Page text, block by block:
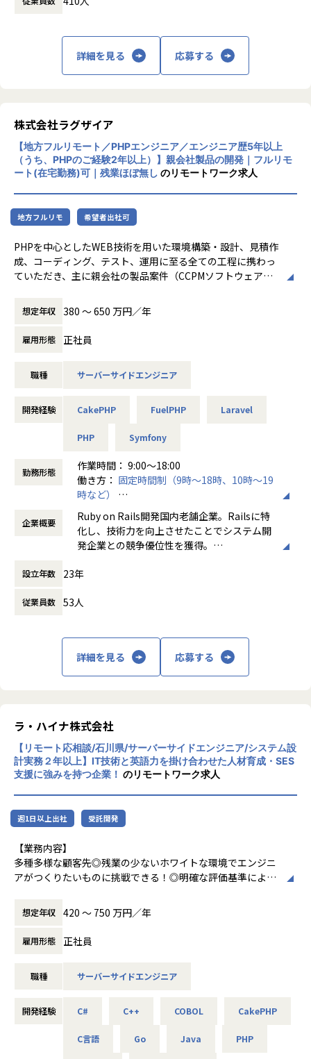
には、その開発にも携われることができます。
■キャリアパス：
ご志向性に合わせてコース選択いただけます。（技術を極め
会社の規定に準ずる
(2)IT業界と転職のイマがわかるオウンドメデ
ィア「Geekly Media」（URL：https://www.
geekly.co.jp/column/）
るWebメディアです。
IT・Web・ゲーム業界に関連する職種やトレ
ンドの情報、 キャリアや転職にまつわる情報
を発信しています。
(3)選考情報や求求情報が分かる口コミサイト
「Geekly Review」（URL：https://www.ge
ekly.co.jp/column/）
が運営する口コミサイトです。
会社評判だけでなく、面接の内容や選考情報
や評判も見ることができます
詳細を見る 応募する
株式会社ラグザイア
【地方フルリモート／PHPエンジニア／エンジニア歴5年以上
（うち、PHPのご経験2年以上）】親会社製品の開発｜フルリモ
ート(在宅勤務)可｜残業ほぼ無し のリモートワーク求人
地方フルリモ 希望者出社可
PHPを中心としたWEB技術を用いた環境構築・設計、見積作
成、コーディング、テスト、運用に至る全ての工程に携わっ
ていただき、主に親会社の製品案件（CCPMソフトウェアな
【事業内容】
システムインテグレーション事業、ソフトウェア開発事業の
に向けた開発・運用実績多数あり。Rails開発に特化している
を受注することが出来ています。
建築業向けシステム
営業支援システム
携帯動画配信・共有サイトなど
他業界にまたがる開発実績あり！
【ラグザイアとは…】
当社はRails開発に特化しており、日本国内でも数えるほどし
かなく、安定して開発案件を受注することができます。ま
た、高い技術スキルを買われ、2019年にビーインググループ
に仲間入りを果たしました。
今後は、Rails特化の受託開発事業/親会社製品の開発の2つの
「様々な技術に携わりたい」という方には非常に面白味を感
じられる環境です。
【業務の変更の範囲】
無
想定年収 380 〜 650 万円／年
雇用形態 正社員
職種 サーバーサイドエンジニア
開発経験 CakePHP FuelPHP Laravel
PHP Symfony
勤務形態
作業時間： 9:00〜18:00
働き方： 固定時間制（9時～18時、10時～19
時など）
時間外労働の有無： 有（月平均0時間～15時
間）
休憩時間： 60分
企業概要
Ruby on Rails開発国内老舗企業。Railsに特
化し、技術力を向上させたことでシステム開
発企業との競争優位性を獲得。
まずは町田・相模原地域でのRails開発会社N
着手、
当社はRails開発に特化しており、日本国内で
も数えるほどしかなく、安定して開発案件を
品の開発の2つの事業基盤を強化しながら、
新規事業も複数計画しており、「様々な技術
に携わりたい」という方には非常に面白味を
感じられる環境です。
同じ時間を使うなら、ただやる仕事よりも少
しでも
今後の人生をもっと豊かにするために、一緒
に学びながら楽しく成長していける仲間を募
設立年数 23年
従業員数 53人
詳細を見る 応募する
ラ・ハイナ株式会社
【リモート応相談/石川県/サーバーサイドエンジニア/システム設
計実務２年以上】IT技術と英語力を掛け合わせた人材育成・SES
支援に強みを持つ企業！ のリモートワーク求人
週1日以上出社 受託開発
【業務内容】
多種多様な顧客先◎残業の少ないホワイトな環境でエンジニ
アがつくりたいものに挑戦できる！◎明確な評価基準により
開発エンジニアとして、受託・常駐案件の業務をお任せしま
す。
あなたのキャリア形成における目的や希望を聞いた上で、
それを達成できるように一緒にお仕事をしていきたいと考え
方をしながら
想定年収 420 〜 750 万円／年
雇用形態 正社員
職種 サーバーサイドエンジニア
開発経験 C# C++ COBOL CakePHP
C言語 Go Java PHP